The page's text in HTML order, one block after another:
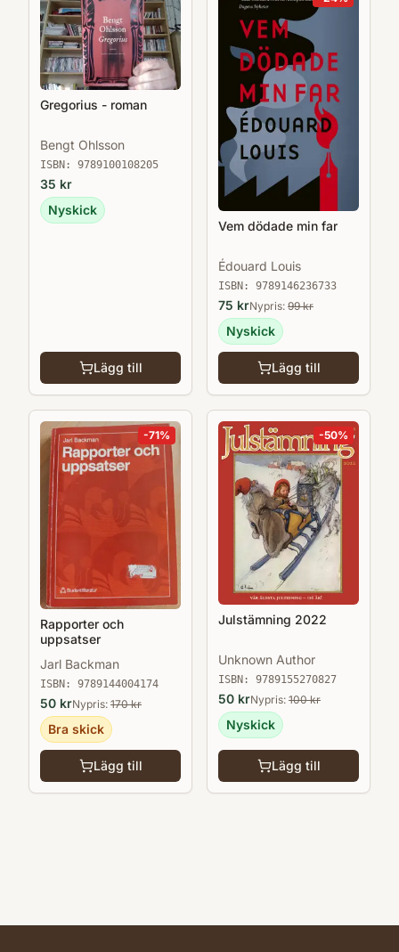
Gregorius - roman
Bengt Ohlsson
ISBN: 9789100108205
35 kr
Nyskick
Lägg till
Vem dödade min far
Édouard Louis
ISBN: 9789146236733
75 krNypris: 99kr
Nyskick
Lägg till
-71%
Rapporter och
uppsatser
Jarl Backman
ISBN: 9789144004174
50 krNypris: 170kr
Bra skick
Lägg till
-50%
Julstämning 2022
Unknown Author
ISBN: 9789155270827
50 krNypris: 100kr
Nyskick
Lägg till